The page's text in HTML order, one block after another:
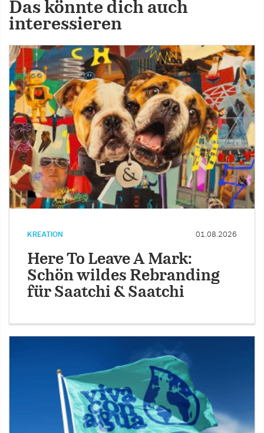
Das könnte dich auch
interessieren
KREATION 01.08.2026
Here To Leave A Mark:
Schön wildes Rebranding
für Saatchi & Saatchi